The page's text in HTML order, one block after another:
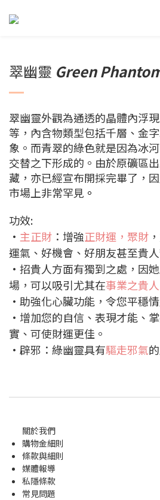
翠幽靈 Green
翠幽靈外觀為通透的晶體內浮
等，內含物類型包括千層、金
象。而青翠的綠色就是因為冰
交替之下形成的。由於原礦區
藏，亦已經宣布開採完畢了，
市場上非常罕見 。
功效:
• 主正財 ：增強正財運，聚財
運氣、好機會、好朋友甚至貴
•招貴人方面有獨到之處，因
場，可以吸引尤其在事業之貴人
•助強化心臟功能，令您平穩情
•增加您的自信、表現才能、
實、可使財運更佳。
•辟邪：綠幽靈具有驅走邪氣
關於我們
購物金細則
條款與細則
媒體報導
私隱條款
常見問題